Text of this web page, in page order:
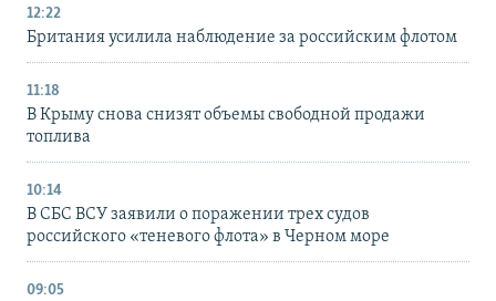
12:22
Британия усилила наблюдение за российским флотом
11:18
В Крыму снова снизят объемы свободной продажи
топлива
10:14
В СБС ВСУ заявили о поражении трех судов
российского «теневого флота» в Черном море
09:05